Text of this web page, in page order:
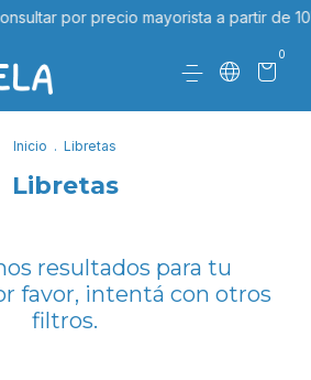
por precio mayorista a partir de
0
Inicio . Libretas
Libretas
resultados para tu
favor, intentá con otros
filtros.